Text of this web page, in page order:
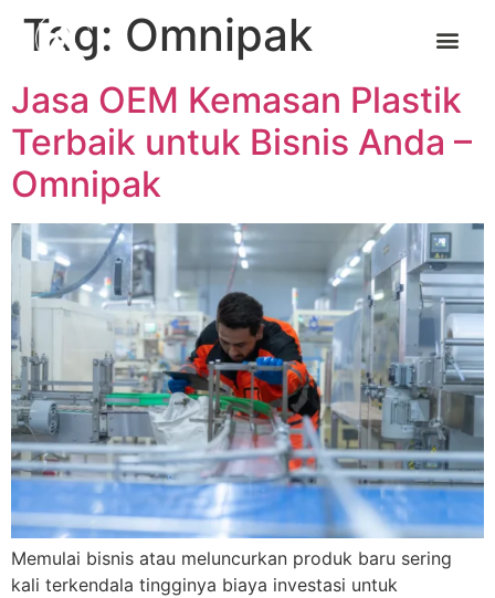
Tag: Omnipak
Jasa OEM Kemasan Plastik
Terbaik untuk Bisnis Anda –
Omnipak
Memulai bisnis atau meluncurkan produk baru sering
kali terkendala tingginya biaya investasi untuk